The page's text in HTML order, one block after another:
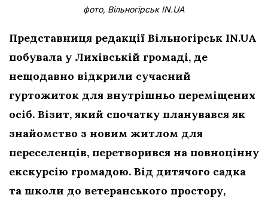
фото, Вільногірськ IN.UA
Представниця редакції Вільногірськ IN.UA
побувала у Лихівській громаді, де
нещодавно відкрили сучасний
гуртожиток для внутрішньо переміщених
осіб. Візит, який спочатку планувався як
знайомство з новим житлом для
переселенців, перетворився на повноцінну
екскурсію громадою. Від дитячого садка
та школи до ветеранського простору,